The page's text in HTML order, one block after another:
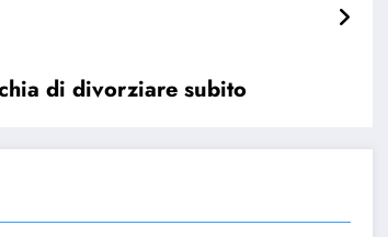
di divorziare subito